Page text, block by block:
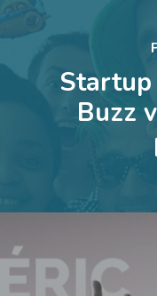
Startup
Buzz